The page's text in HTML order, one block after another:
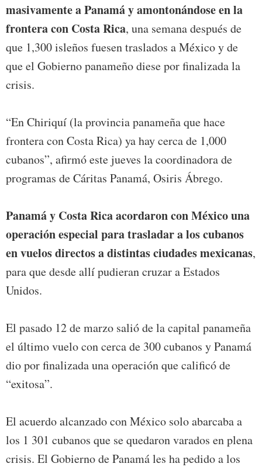
masivamente a Panamá y amontonándose en la
frontera con Costa Rica, una semana después de
que 1,300 isleños fuesen traslados a México y de
que el Gobierno panameño diese por finalizada la
crisis.
“En Chiriquí (la provincia panameña que hace
frontera con Costa Rica) ya hay cerca de 1,000
cubanos”, afirmó este jueves la coordinadora de
programas de Cáritas Panamá, Osiris Ábrego.
Panamá y Costa Rica acordaron con México una
operación especial para trasladar a los cubanos
en vuelos directos a distintas ciudades mexicanas,
para que desde allí pudieran cruzar a Estados
Unidos.
El pasado 12 de marzo salió de la capital panameña
el último vuelo con cerca de 300 cubanos y Panamá
dio por finalizada una operación que calificó de
“exitosa”.
El acuerdo alcanzado con México solo abarcaba a
los 1 301 cubanos que se quedaron varados en plena
crisis. El Gobierno de Panamá les ha pedido a los